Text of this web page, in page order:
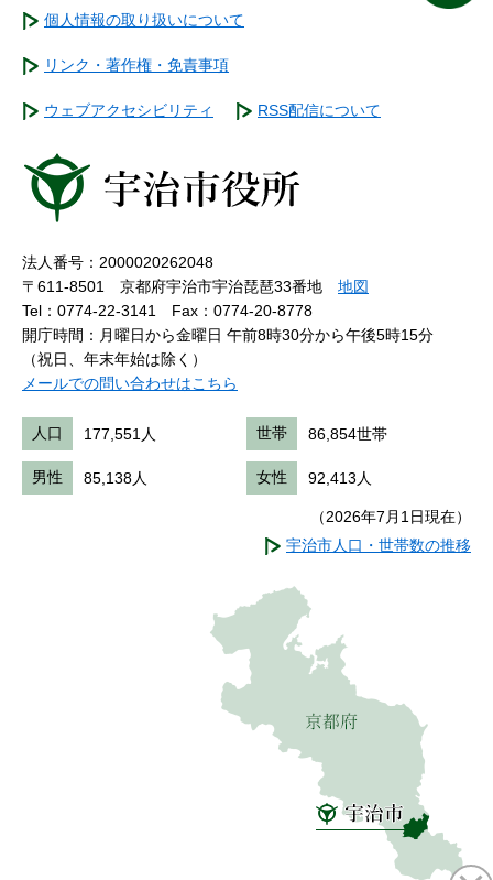
個人情報の取り扱いについて
リンク・著作権・免責事項
ウェブアクセシビリティ RSS配信について
法人番号：2000020262048
〒611-8501 京都府宇治市宇治琵琶33番地 地図
Tel：0774-22-3141
Fax：0774-20-8778
開庁時間：月曜日から金曜日 午前8時30分から午後5時15分
（祝日、年末年始は除く）
メールでの問い合わせはこちら
人口 177,551人 世帯 86,854世帯
男性 85,138人 女性 92,413人
（2026年7月1日現在）
宇治市人口・世帯数の推移